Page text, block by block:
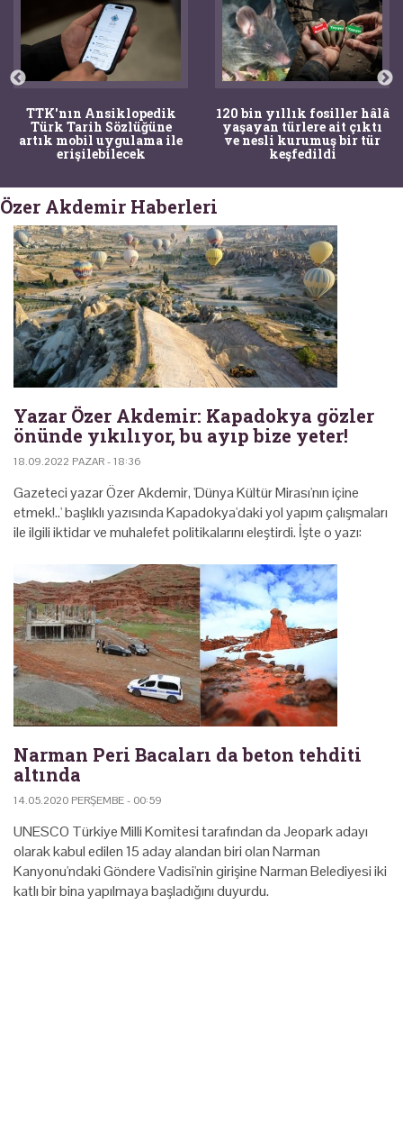
TTK'nın Ansiklopedik
Türk Tarih Sözlüğüne
artık mobil uygulama ile
erişilebilecek
120 bin yıllık fosiller hâlâ
yaşayan türlere ait çıktı
ve nesli kurumuş bir tür
keşfedildi
Özer Akdemir Haberleri
Yazar Özer Akdemir: Kapadokya gözler
önünde yıkılıyor, bu ayıp bize yeter!
18.09.2022 PAZAR - 18:36
Gazeteci yazar Özer Akdemir, 'Dünya Kültür Mirası'nın içine
etmek!..' başlıklı yazısında Kapadokya'daki yol yapım çalışmaları
ile ilgili iktidar ve muhalefet politikalarını eleştirdi. İşte o yazı:
Narman Peri Bacaları da beton tehditi
altında
14.05.2020 PERŞEMBE - 00:59
UNESCO Türkiye Milli Komitesi tarafından da Jeopark adayı
olarak kabul edilen 15 aday alandan biri olan Narman
Kanyonu'ndaki Göndere Vadisi'nin girişine Narman Belediyesi iki
katlı bir bina yapılmaya başladığını duyurdu.